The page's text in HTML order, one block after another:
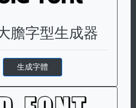
膽字型生成器
生成字體